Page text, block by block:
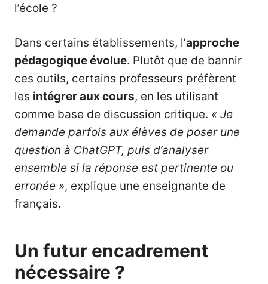
l’école ?
Dans certains établissements, l’approche
pédagogique évolue. Plutôt que de bannir
ces outils, certains professeurs préfèrent
les intégrer aux cours, en les utilisant
comme base de discussion critique. « Je
demande parfois aux élèves de poser une
question à ChatGPT, puis d’analyser
ensemble si la réponse est pertinente ou
erronée », explique une enseignante de
français.
Un futur encadrement
nécessaire ?